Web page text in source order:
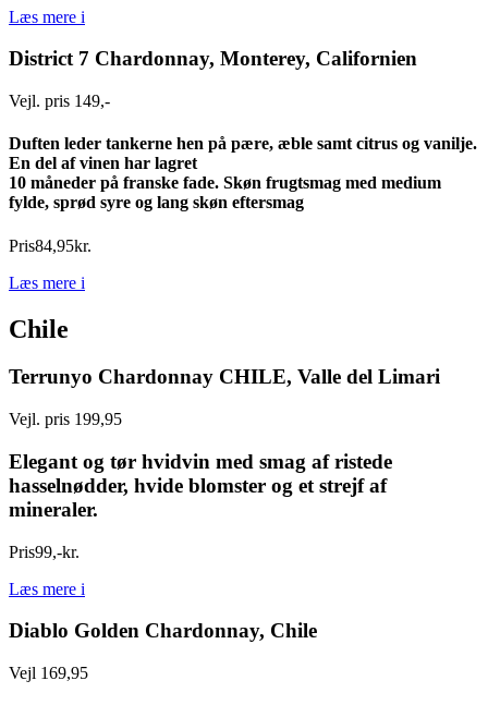
Læs mere i
District 7 Chardonnay, Monterey, Californien
Vejl. pris 149,-
Duften leder tankerne hen på pære, æble samt citrus og vanilje.
En del af vinen har lagret
10 måneder på franske fade. Skøn frugtsmag med medium
fylde, sprød syre og lang skøn eftersmag
Pris84,95kr.
Læs mere i
Chile
Terrunyo Chardonnay CHILE, Valle del Limari
Vejl. pris 199,95
Elegant og tør hvidvin med smag af ristede
hasselnødder, hvide blomster og et strejf af
mineraler.
Pris99,-kr.
Læs mere i
Diablo Golden Chardonnay, Chile
Vejl 169,95